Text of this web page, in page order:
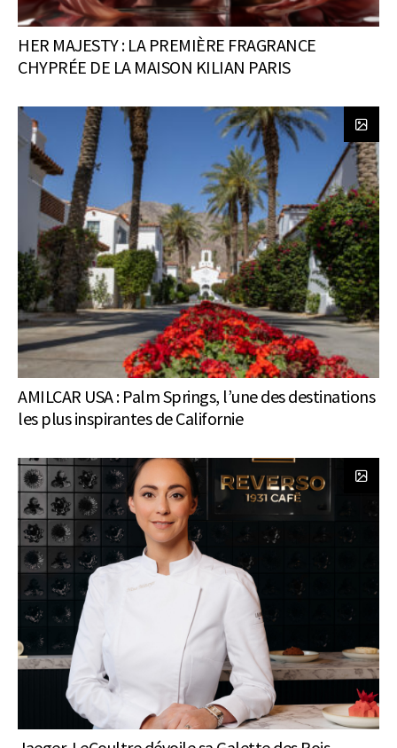
HER MAJESTY : LA PREMIÈRE FRAGRANCE
CHYPRÉE DE LA MAISON KILIAN PARIS
AMILCAR USA : Palm Springs, l’une des destinations
les plus inspirantes de Californie